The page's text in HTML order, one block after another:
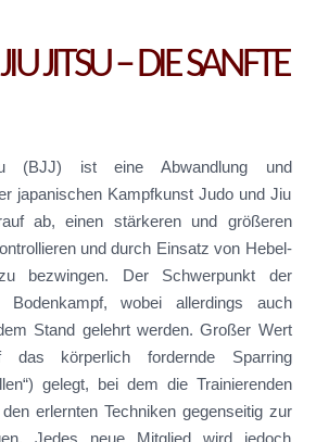
JITSU – DIE SANFTE
(BJJ) ist eine Abwandlung und
japanischen Kampfkunst Judo und Jiu
ab, einen stärkeren und größeren
und durch Einsatz von Hebel-
bezwingen. Der Schwerpunkt der
wobei allerdings auch
Stand gelehrt werden. Großer Wert
körperlich fordernde Sparring
gelegt, bei dem die Trainierenden
erlernten Techniken gegenseitig zur
Jedes neue Mitglied wird jedoch